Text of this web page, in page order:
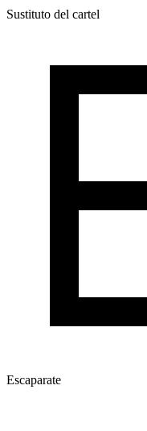
Sustituto del cartel
Escaparate